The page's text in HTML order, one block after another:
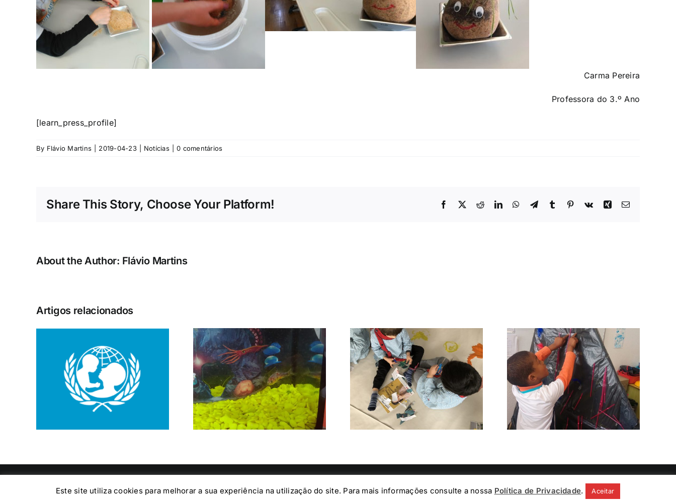
Carma Pereira
Professora do 3.º Ano
[learn_press_profile]
By Flávio Martins 2019-04-23 Notícias 0 comentários
Share This Story, Choose Your Platform! Facebook
X RedditLinkedInWhatsApp
TelegramTumblr Pinterest
Vk Xing Email
About the Author: Flávio Martins
Artigos relacionados
Os novos
Elementos da sala
dos Patinhos
Duas Girafas e
uma Corda
A Nossa Tenda dos
Medos
Convenção sobre
os Direitos da
Criança
Facebook
X
Este site utiliza cookies para melhorar a sua experiência na utilização do site. Para mais informações consulte a nossa Política de Privacidade. Aceitar